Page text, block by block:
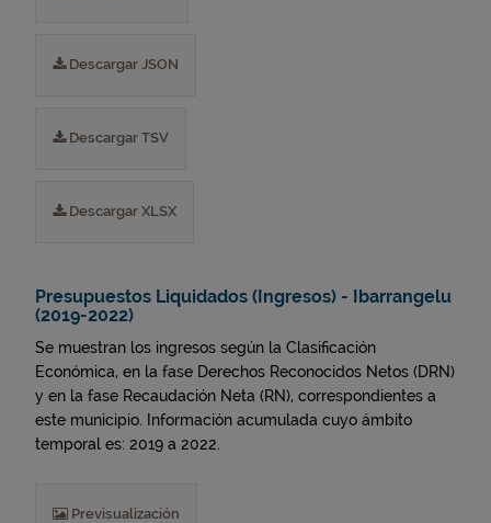
Descargar JSON
Descargar TSV
Descargar XLSX
Presupuestos Liquidados (Ingresos) - Ibarrangelu
(2019-2022)
Se muestran los ingresos según la Clasificación
Económica, en la fase Derechos Reconocidos Netos (DRN)
y en la fase Recaudación Neta (RN), correspondientes a
este municipio. Información acumulada cuyo ámbito
temporal es: 2019 a 2022.
Previsualización